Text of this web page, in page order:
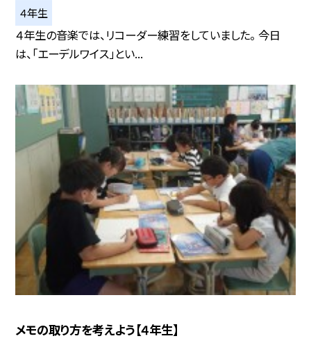
４年生
４年生の音楽では、リコーダー練習をしていました。 今日
は、「エーデルワイス」とい...
メモの取り方を考えよう【４年生】